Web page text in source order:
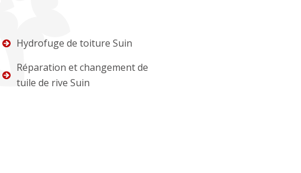
Hydrofuge de toiture Suin
Réparation et changement de
tuile de rive Suin